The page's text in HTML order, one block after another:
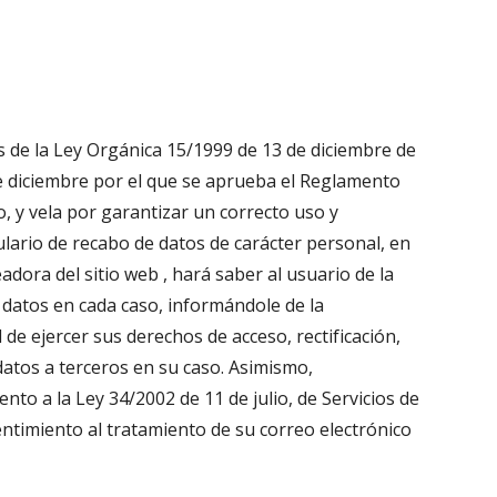
la Ley Orgánica 15/1999 de 13 de diciembre de
por el que se aprueba el Reglamento
y vela por garantizar un correcto uso y
de recabo de datos de carácter personal, en
del sitio web , hará saber al usuario de la
en cada caso, informándole de la
ejercer sus derechos de acceso, rectificación,
a terceros en su caso. Asimismo,
a la Ley 34/2002 de 11 de julio, de Servicios de
al tratamiento de su correo electrónico